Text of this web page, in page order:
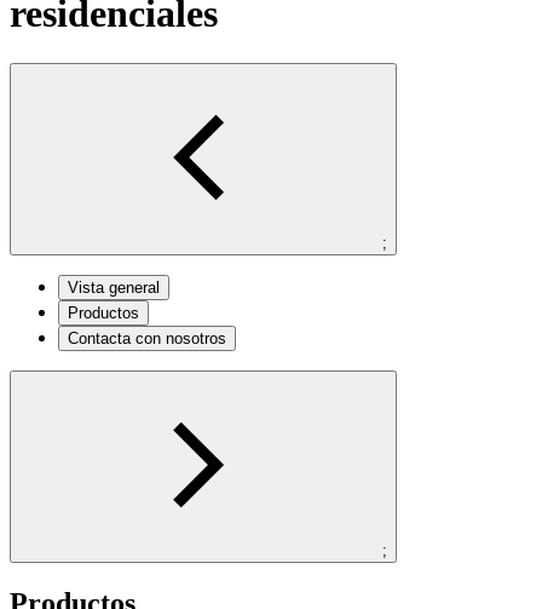
residenciales
;
Vista general
Productos
Contacta con nosotros
;
Productos